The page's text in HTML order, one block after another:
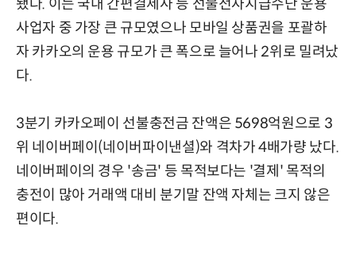
됐다. 이는 국내 간편결제사 등 선불전자지급수단 운용
사업자 중 가장 큰 규모였으나 모바일 상품권을 포괄하
자 카카오의 운용 규모가 큰 폭으로 늘어나 2위로 밀려났
다.
3분기 카카오페이 선불충전금 잔액은 5698억원으로 3
위 네이버페이(네이버파이낸셜)와 격차가 4배가량 났다.
네이버페이의 경우 '송금' 등 목적보다는 '결제' 목적의
충전이 많아 거래액 대비 분기말 잔액 자체는 크지 않은
편이다.